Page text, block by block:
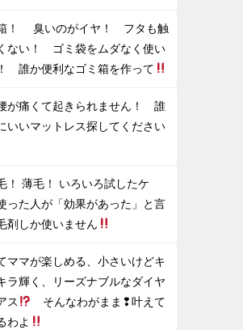
！ 臭いのがイヤ！ フタも触
ない！ ゴミ袋をムダなく使い
誰か便利なゴミ箱を作って
が痛くて起きられません！ 誰
いいマットレス探してください
！ 薄毛！ いろいろ試したケ
った人が「効果があった」と言
剤しか使いません
ママが楽しめる、小さいけどキ
ラ輝く、リーズナブルなダイヤ
ス
そんなわがまま❢叶えて
わよ